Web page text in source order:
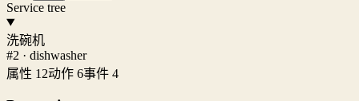
Service tree
洗碗机
#2 · dishwasher
属性 12动作 6事件 4